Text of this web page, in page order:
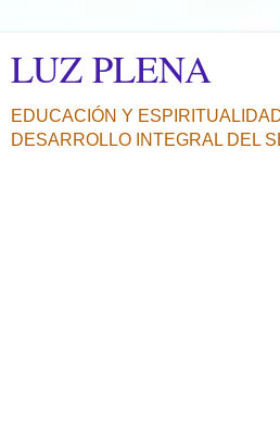
LUZ PLENA
EDUCACIÓN Y
DESARROLLO INTEGRAL DEL